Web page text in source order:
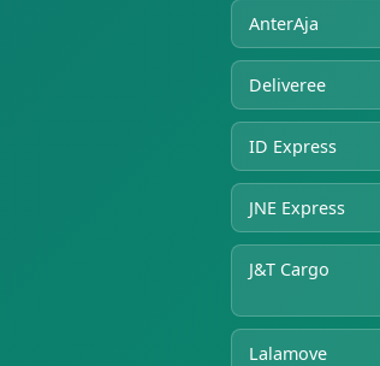
AnterAja
Deliveree
ID Express
JNE Express
J&T Cargo
Lalamove